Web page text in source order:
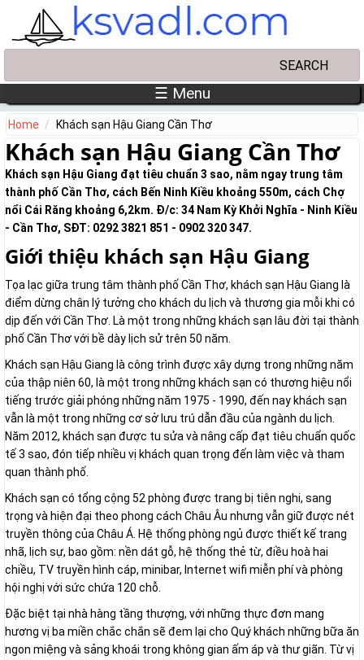
Skip to main content
☰ Menu
Home Khách sạn Hậu Giang Cần Thơ
Khách sạn Hậu Giang Cần Thơ
Khách sạn Hậu Giang đạt tiêu chuẩn 3 sao, nằm ngay trung tâm
thành phố Cần Thơ, cách Bến Ninh Kiều khoảng 550m, cách Chợ
nổi Cái Răng khoảng 6,2km. Đ/c: 34 Nam Kỳ Khởi Nghĩa - Ninh Kiều
- Cần Thơ, SĐT: 0292 3821 851 - 0902 320 347.
Giới thiệu khách sạn Hậu Giang
Tọa lạc giữa trung tâm thành phố Cần Thơ, khách sạn Hậu Giang là
điểm dừng chân lý tưởng cho khách du lịch và thương gia mỗi khi có
dịp đến với Cần Thơ. Là một trong những khách sạn lâu đời tại thành
phố Cần Thơ với bề dày lịch sử trên 50 năm.
Khách sạn Hậu Giang là công trình được xây dựng trong những năm
của thập niên 60, là một trong những khách sạn có thương hiệu nổi
tiếng trước giải phóng những năm 1975 - 1990, đến nay khách sạn
vẫn là một trong những cơ sở lưu trú dẫn đầu của ngành du lịch.
Năm 2012, khách sạn được tu sửa và nâng cấp đạt tiêu chuẩn quốc
tế 3 sao, đón tiếp nhiều vị khách quan trọng đến làm việc và tham
quan thành phố.
Khách sạn có tổng cộng 52 phòng được trang bị tiên nghi, sang
trọng và hiện đại theo phong cách Châu Âu nhưng vẫn giữ được nét
truyền thông của Châu Á. Hệ thống phòng ngủ được thiết kế trang
nhã, lịch sự, bao gồm: nền dát gỗ, hệ thống thẻ từ, điều hoà hai
chiều, TV truyền hình cáp, minibar, Internet wifi miễn phí và phòng
hội nghị với sức chứa 120 chỗ.
Đặc biệt tại nhà hàng tầng thượng, với những thực đơn mang
hương vị ba miền chắc chắn sẽ đem lại cho Quý khách những bữa ăn
ngon miệng và sảng khoái trong không gian ấm áp và thư giãn. Từ vị